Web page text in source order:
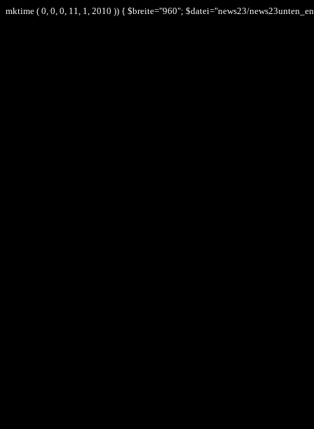
mktime ( 0, 0, 0, 11, 1, 2010 )) { $breite="960"; $datei="news23/